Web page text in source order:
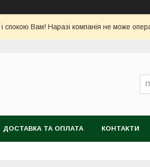
спокою Вам! Наразі компанія не може
ДОСТАВКА ТА ОПЛАТА КОНТАКТИ